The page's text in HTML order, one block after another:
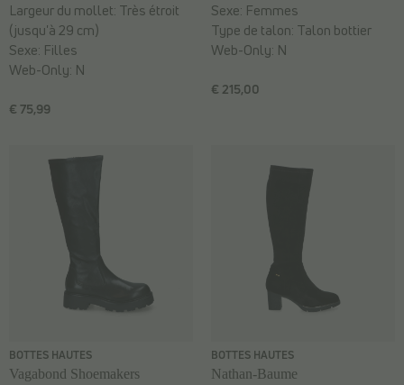
€ 75,99
Largeur du mollet: Très étroit
(jusqu'à 29 cm)
Sexe: Filles
Web-Only: N
€ 215,00
Sexe: Femmes
Type de talon: Talon bottier
Web-Only: N
BOTTES HAUTES
Vagabond Shoemakers
BOTTES HAUTES
Nathan-Baume